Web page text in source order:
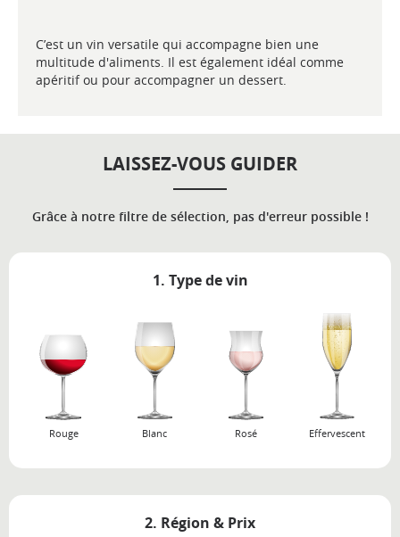
C’est un vin versatile qui accompagne bien une
multitude d'aliments. Il est également idéal comme
apéritif ou pour accompagner un dessert.
LAISSEZ-VOUS GUIDER
Grâce à notre filtre de sélection, pas d'erreur possible !
1. Type de vin
Rouge Blanc Rosé Effervescent
2. Région & Prix